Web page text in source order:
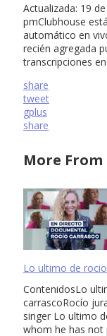
Actualizada: 19
pmClubhouse
automático en
recién agregada
transcripciones
share
tweet
gplus
share
More
Lo ultimo de
ContenidosLo
carrascoRocío
singer Lo ultimo
whom he has